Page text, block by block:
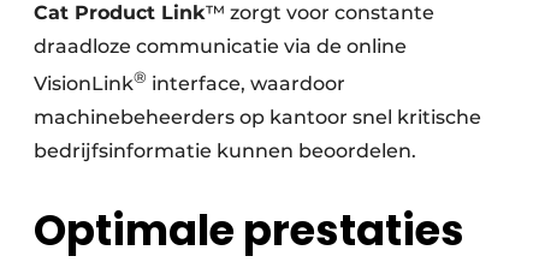
Cat Product Link™ zorgt voor constante
draadloze communicatie via de online
VisionLink® interface, waardoor
machinebeheerders op kantoor snel kritische
bedrijfsinformatie kunnen beoordelen.
Optimale prestaties